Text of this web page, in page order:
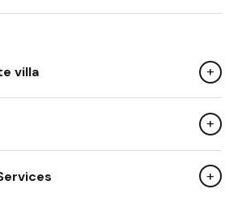
villa +
l’eau.
+
+